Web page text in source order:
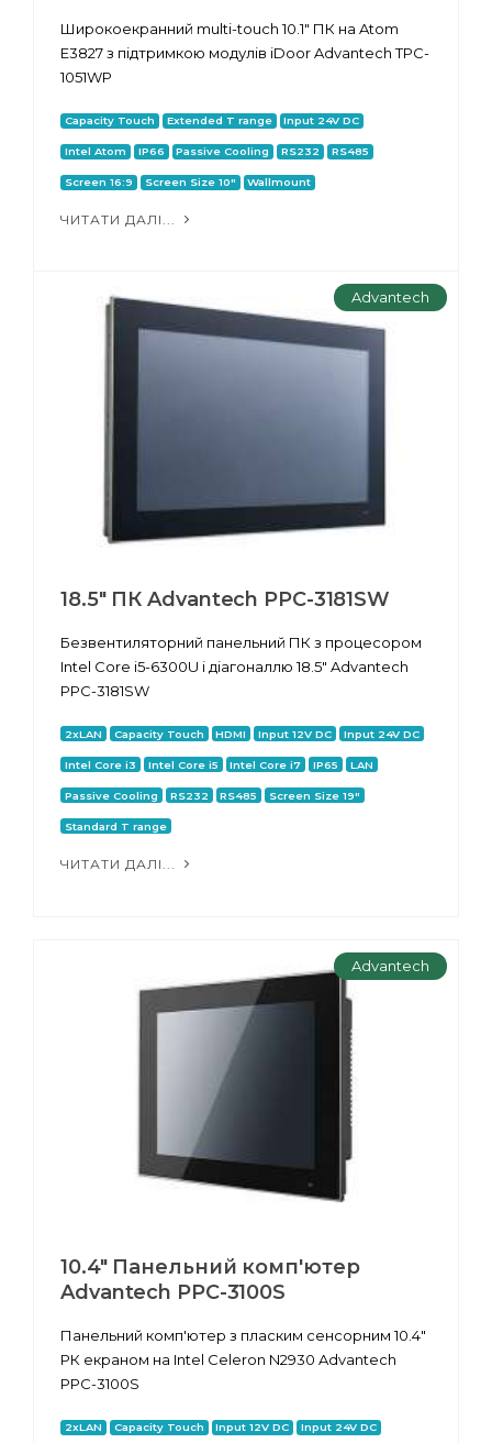
Широкоекранний multi-touch 10.1" ПК на Atom
E3827 з підтримкою модулів iDoor Advantech TPC-
1051WP
Capacity Touch Extended T range Input 24V DC
Intel Atom IP66 Passive Cooling RS232 RS485
Screen 16:9 Screen Size 10" Wallmount
ЧИТАТИ ДАЛІ...
Advantech
18.5" ПК Advantech PPC-3181SW
Безвентиляторний панельний ПК з процесором
Intel Core i5-6300U і діагоналлю 18.5" Advantech
PPC-3181SW
2xLAN Capacity Touch HDMI Input 12V DC Input 24V DC
Intel Core i3 Intel Core i5 Intel Core i7 IP65 LAN
Passive Cooling RS232 RS485 Screen Size 19"
Standard T range
ЧИТАТИ ДАЛІ...
Advantech
10.4" Панельний комп'ютер
Advantech PPC-3100S
Панельний комп'ютер з пласким сенсорним 10.4"
РК екраном на Intel Celeron N2930 Advantech
PPC-3100S
2xLAN Capacity Touch Input 12V DC Input 24V DC